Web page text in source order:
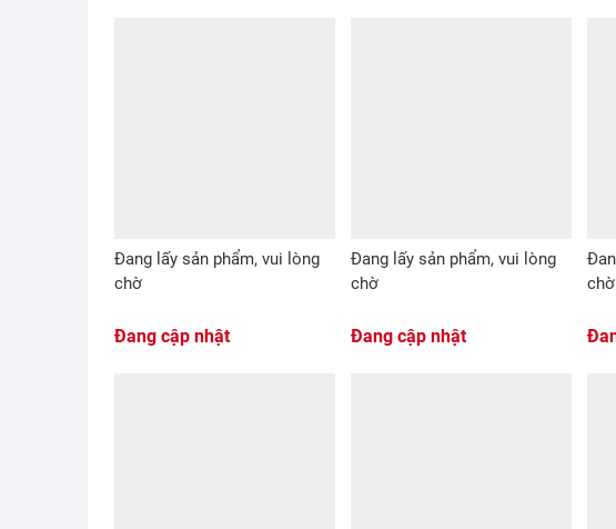
Đang lấy sản phẩm, vui lòng
chờ
Đang cập nhật
Đang lấy sản phẩm, vui lòng
chờ
Đang cập nhật
chờ